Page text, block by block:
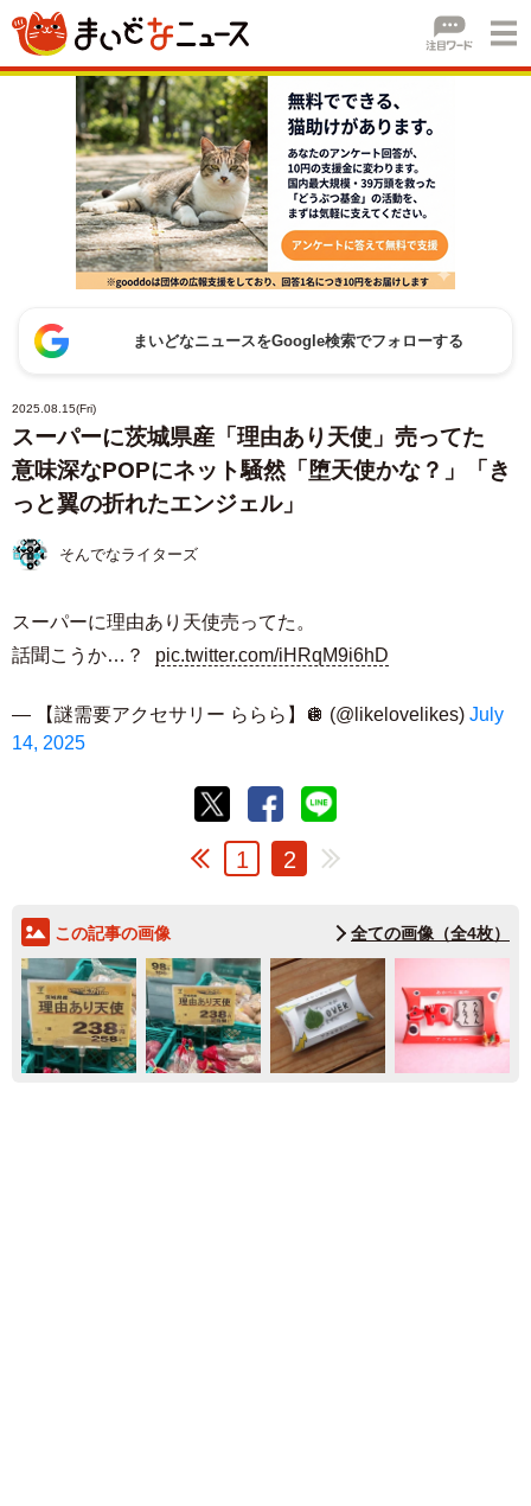
まいどなニュースをGoogle検索でフォローする
2025.08.15(Fri)
スーパーに茨城県産「理由あり天使」売ってた
意味深なPOPにネット騒然「堕天使かな？」「き
っと翼の折れたエンジェル」
そんでなライターズ
スーパーに理由あり天使売ってた。
話聞こうか…？
pic.twitter.com/iHRqM9i6hD
— 【謎需要アクセサリー ららら】🪩 (@likelovelikes) July
14, 2025
1 2
この記事の画像 全ての画像（全4枚）